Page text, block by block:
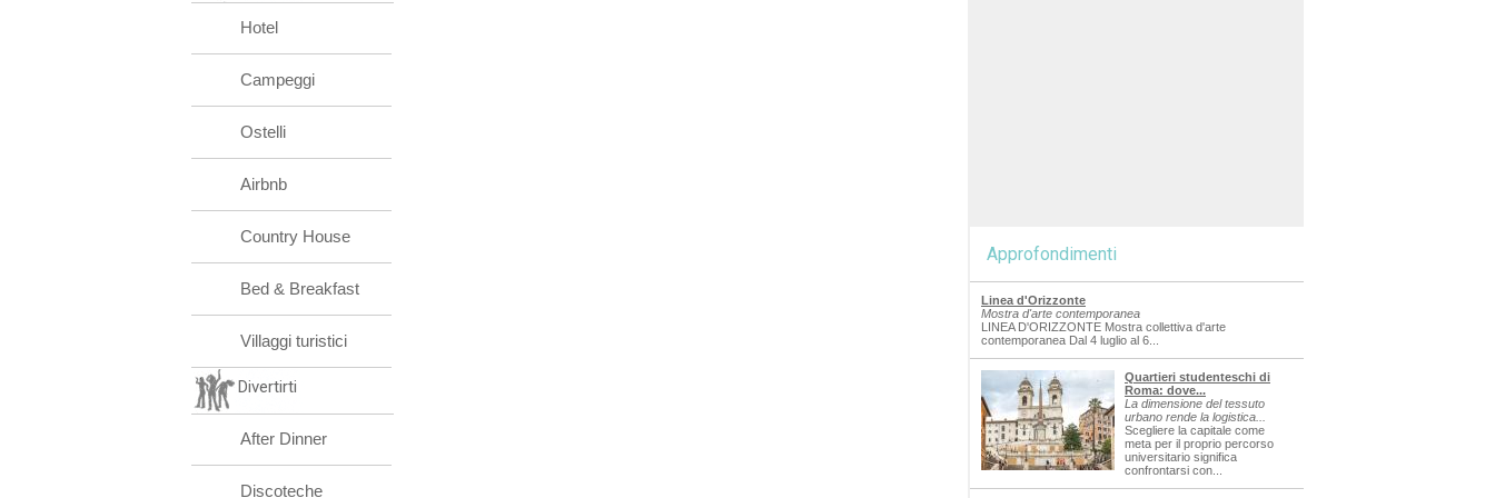
Hotel
Campeggi
Ostelli
Airbnb
Country House
Bed & Breakfast
Villaggi turistici
Divertirti
After Dinner
Discoteche
Approfondimenti
Linea d'Orizzonte
Mostra d'arte contemporanea
LINEA D'ORIZZONTE Mostra collettiva d'arte
contemporanea Dal 4 luglio al 6...
Quartieri studenteschi di
Roma: dove...
La dimensione del tessuto
urbano rende la logistica...
Scegliere la capitale come
meta per il proprio percorso
universitario significa
confrontarsi con...